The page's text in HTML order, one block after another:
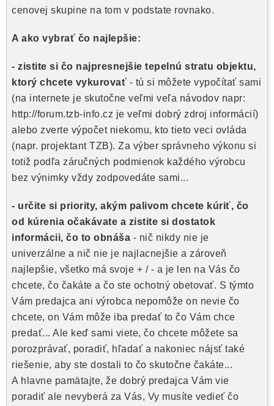
cenovej skupine na tom v podstate rovnako.
A ako vybrať čo najlepšie:
- zistite si čo najpresnejšie tepelnú stratu objektu,
ktorý chcete vykurovať - tú si môžete vypočítať sami
(na internete je skutočne veľmi veľa návodov napr:
http://forum.tzb-info.cz je veľmi dobrý zdroj informácií)
alebo zverte výpočet niekomu, kto tieto veci ovláda
(napr. projektant TZB). Za výber správneho výkonu si
totiž podľa záručných podmienok každého výrobcu
bez výnimky vždy zodpovedáte sami...
- určite si priority, akým palivom chcete kúriť, čo
od kúrenia očakávate a zistite si dostatok
informácii, čo to obnáša - nič nikdy nie je
univerzálne a nič nie je najlacnejšie a zároveň
najlepšie, všetko má svoje + / - a je len na Vás čo
chcete, čo čakáte a čo ste ochotný obetovať. S týmto
Vám predajca ani výrobca nepomôže on nevie čo
chcete, on Vám môže iba predať to čo Vám chce
predať... Ale keď sami viete, čo chcete môžete sa
porozprávať, poradiť, hľadať a nakoniec nájsť také
riešenie, aby ste dostali to čo skutočne čakáte...
A hlavne pamätajte, že dobrý predajca Vám vie
poradiť ale nevyberá za Vás, Vy musíte vedieť čo